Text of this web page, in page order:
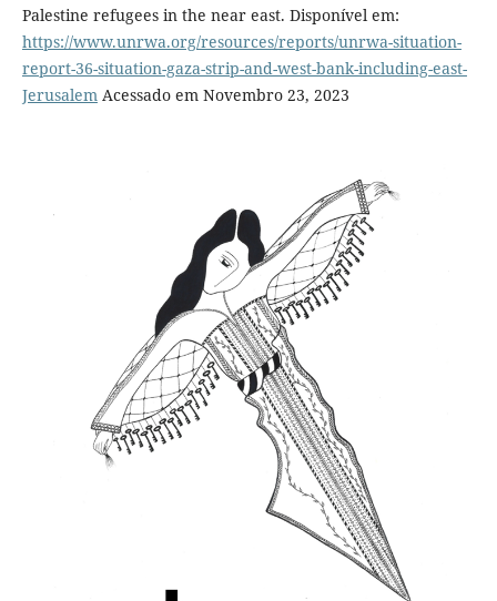
Palestine refugees in the near east. Disponível em:
https://www.unrwa.org/resources/reports/unrwa-situation-
report-36-situation-gaza-strip-and-west-bank-including-east-
Jerusalem Acessado em Novembro 23, 2023